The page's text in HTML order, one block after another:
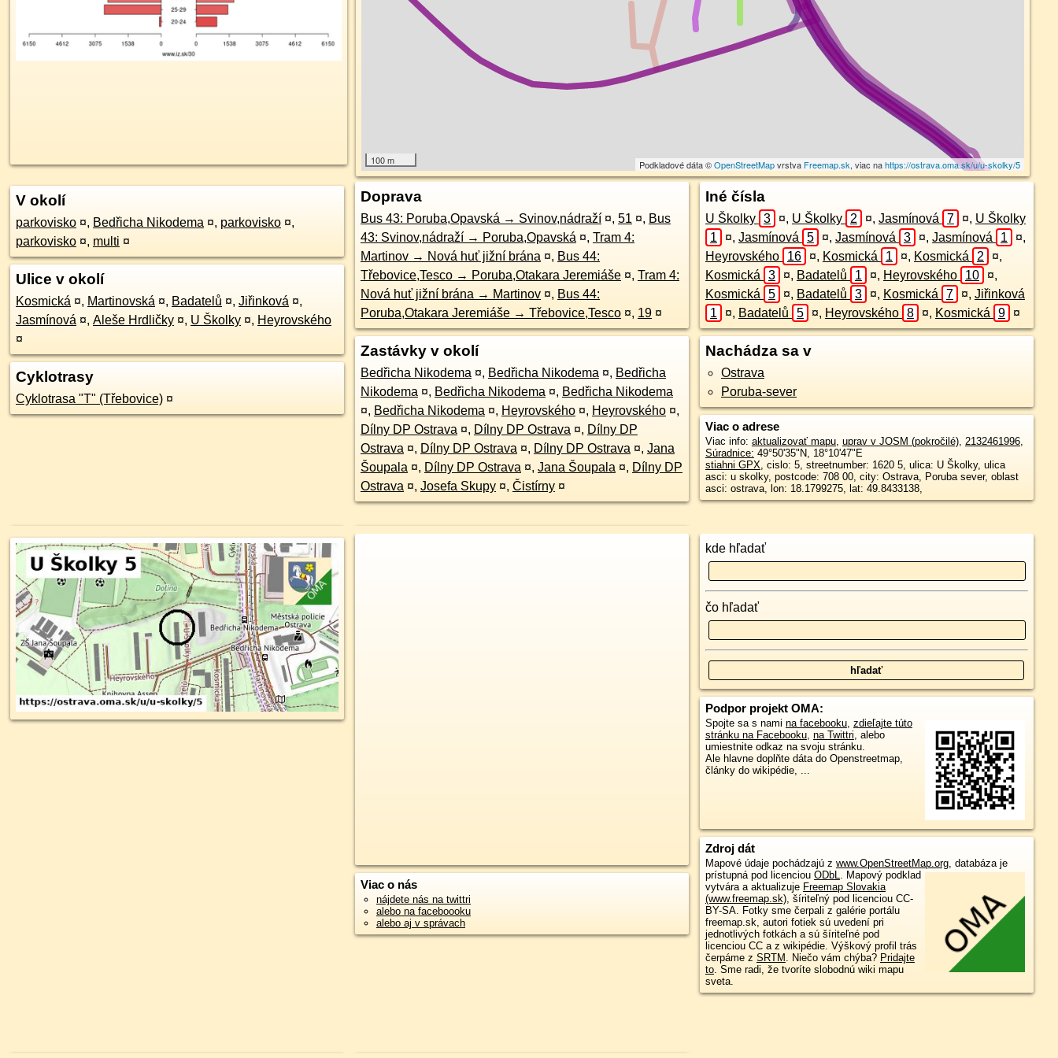
100 m Podkladové dáta ©OpenStreetMapvrstva Freemap.sk, viac nahttps://ostrava.oma.sk/u/u-skolky/5
V okolí
parkovisko ¤, Bedřicha Nikodema ¤, parkovisko ¤,
parkovisko ¤, multi ¤
Ulice v okolí
Kosmická ¤, Martinovská ¤, Badatelů ¤, Jiřinková ¤,
Jasmínová ¤, Aleše Hrdličky ¤, U Školky ¤, Heyrovského
¤
Cyklotrasy
Cyklotrasa "T" (Třebovice) ¤
Doprava
Bus 43: Poruba,Opavská → Svinov,nádraží ¤, 51 ¤, Bus
43: Svinov,nádraží → Poruba,Opavská ¤, Tram 4:
Martinov → Nová huť jižní brána ¤, Bus 44:
Třebovice,Tesco → Poruba,Otakara Jeremiáše ¤, Tram 4:
Nová huť jižní brána → Martinov ¤, Bus 44:
Poruba,Otakara Jeremiáše → Třebovice,Tesco ¤, 19 ¤
Zastávky v okolí
Bedřicha Nikodema ¤, Bedřicha Nikodema ¤, Bedřicha
Nikodema ¤, Bedřicha Nikodema ¤, Bedřicha Nikodema
¤, Bedřicha Nikodema ¤, Heyrovského ¤, Heyrovského ¤,
Dílny DP Ostrava ¤, Dílny DP Ostrava ¤, Dílny DP
Ostrava ¤, Dílny DP Ostrava ¤, Dílny DP Ostrava ¤, Jana
Šoupala ¤, Dílny DP Ostrava ¤, Jana Šoupala ¤, Dílny DP
Ostrava ¤, Josefa Skupy ¤, Čistírny ¤
Iné čísla
U Školky 3 ¤, U Školky 2 ¤, Jasmínová 7 ¤, U Školky
1
¤, Jasmínová 5 ¤, Jasmínová 3 ¤, Jasmínová 1 ¤,
Heyrovského
16 ¤, Kosmická 1 ¤, Kosmická 2 ¤,
Kosmická
3 ¤, Badatelů 1 ¤, Heyrovského 10 ¤,
Kosmická
5 ¤, Badatelů 3 ¤, Kosmická 7 ¤, Jiřinková
1
¤, Badatelů 5 ¤, Heyrovského 8 ¤, Kosmická 9 ¤
Nachádza sa v
Ostrava
Poruba-sever
Viac o adrese
Viac info: aktualizovať mapu, uprav v JOSM (pokročilé), 2132461996,
Súradnice: 49°50'35"N, 18°10'47"E
stiahni GPX, cislo: 5, streetnumber: 1620 5, ulica: U Školky, ulica
asci: u skolky, postcode: 708 00, city: Ostrava, Poruba sever, oblast
asci: ostrava, lon: 18.1799275, lat: 49.8433138,
Viac o nás
nájdete nás na twittri
alebo na faceboooku
alebo aj v správach
kde hľadať
čo hľadať
Podpor projekt OMA:
Spojte sa s nami na facebooku, zdieľajte túto
stránku na Facebooku, na Twittri, alebo
umiestnite odkaz na svoju stránku.
Ale hlavne doplňte dáta do Openstreetmap,
články do wikipédie, ...
Zdroj dát
Mapové údaje pochádzajú z www.OpenStreetMap.org, databáza je
prístupná pod licenciou ODbL. Mapový podklad
vytvára a aktualizuje Freemap Slovakia
(www.freemap.sk), šíriteľný pod licenciou CC-
BY-SA. Fotky sme čerpali z galérie portálu
freemap.sk, autori fotiek sú uvedení pri
jednotlivých fotkách a sú šíriteľné pod
licenciou CC a z wikipédie. Výškový profil trás
čerpáme z SRTM . Niečo vám chýba? Pridajte
to. Sme radi, že tvoríte slobodnú wiki mapu
sveta.